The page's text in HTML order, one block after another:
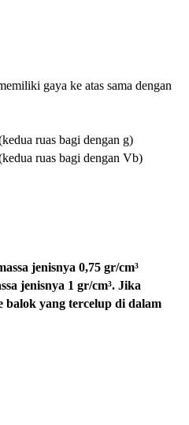
gaya ke atas sama dengan
ruas bagi dengan g)
ruas bagi dengan Vb)
jenisnya 0,75 gr/cm³
jenisnya 1 gr/cm³. Jika
balok yang tercelup di dalam